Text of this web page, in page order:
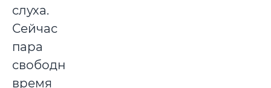
слуха.
Сейчас
пара
свободное
время